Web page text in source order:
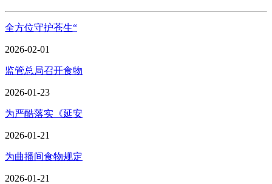
全方位守护苍生“
2026-02-01
监管总局召开食物
2026-01-23
为严酷落实《延安
2026-01-21
为曲播间食物规定
2026-01-21